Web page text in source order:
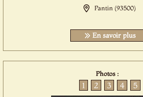
Pantin (93500)
En savoir plus
Photos :
1 2 3 4 5